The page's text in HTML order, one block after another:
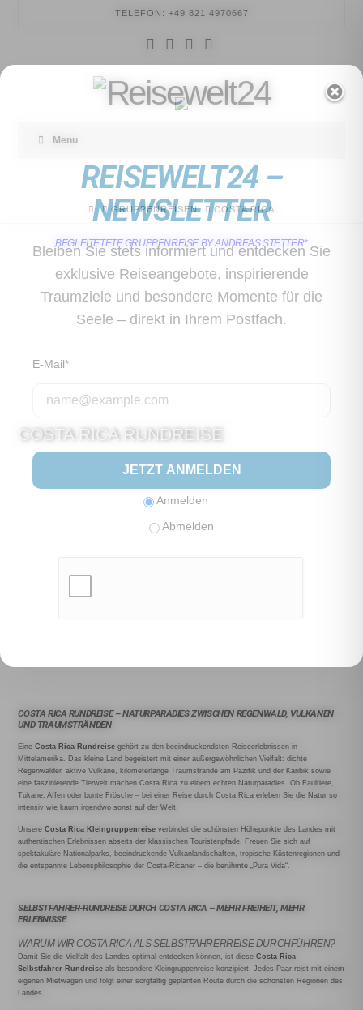
REISEWELT24 –
NEWSLETTER
Bleiben Sie stets informiert und entdecken Sie
exklusive Reiseangebote, inspirierende
Traumziele und besondere Momente für die
Seele – direkt in Ihrem Postfach.
E-Mail*
JETZT ANMELDEN
Anmelden
Abmelden
TELEFON: +49 821 4970667
Facebook
YouTube
Instagram
Tumblr
Menu
HOMEGRUPPENREISEN COSTA RICA
BEGLEITETETE GRUPPENREISE BY ANDREAS STETTER*
COSTA RICA RUNDREISE
23. FEBRUAR - 10. MÄRZ 2027
COSTA RICA RUNDREISE – NATURPARADIES ZWISCHEN REGENWALD, VULKANEN
UND TRAUMSTRÄNDEN
EineCosta Rica Rundreise gehört zu den beeindruckendsten Reiseerlebnissen in
Mittelamerika. Das kleine Land begeistert mit einer außergewöhnlichen Vielfalt: dichte
Regenwälder, aktive Vulkane, kilometerlange Traumstrände am Pazifik und der Karibik sowie
eine faszinierende Tierwelt machen Costa Rica zu einem echten Naturparadies. Ob Faultiere,
Tukane, Affen oder bunte Frösche – bei einer Reise durch Costa Rica erleben Sie die Natur so
intensiv wie kaum irgendwo sonst auf der Welt.
UnsereCosta Rica Kleingruppenreise verbindet die schönsten Höhepunkte des Landes mit
authentischen Erlebnissen abseits der klassischen Touristenpfade. Freuen Sie sich auf
spektakuläre Nationalparks, beeindruckende Vulkanlandschaften, tropische Küstenregionen und
die entspannte Lebensphilosophie der Costa-Ricaner – die berühmte „Pura Vida“.
SELBSTFAHRER-RUNDREISE DURCH COSTA RICA – MEHR FREIHEIT, MEHR
ERLEBNISSE
WARUM WIR COSTA RICA ALS SELBSTFAHRERREISE DURCHFÜHREN?
Damit Sie die Vielfalt des Landes optimal entdecken können, ist dieseCosta Rica
Selbstfahrer-Rundreise als besondere Kleingruppenreise konzipiert. Jedes Paar reist mit einem
eigenen Mietwagen und folgt einer sorgfältig geplanten Route durch die schönsten Regionen des
Landes.